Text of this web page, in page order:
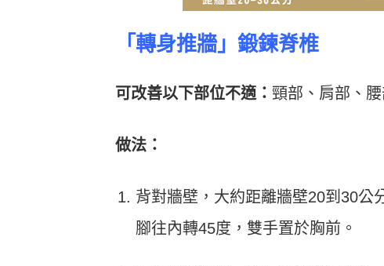
「轉身推牆」 鍛鍊脊椎
可改善以下部位不適： 頸部、肩部、
做法：
背對牆壁，大約距離牆壁20到30公
腳往內轉45度，雙手置於胸前。